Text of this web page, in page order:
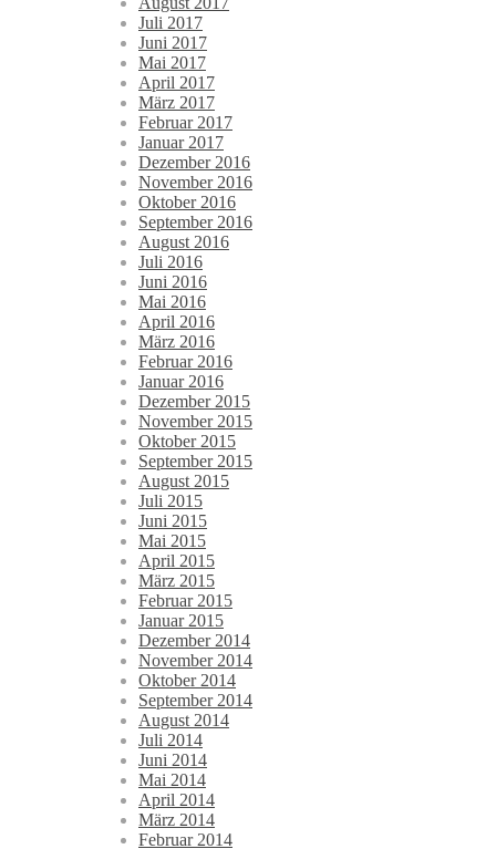
Juli 2017
Juni 2017
Mai 2017
April 2017
März 2017
Februar 2017
Januar 2017
Dezember 2016
November 2016
Oktober 2016
September 2016
August 2016
Juli 2016
Juni 2016
Mai 2016
April 2016
März 2016
Februar 2016
Januar 2016
Dezember 2015
November 2015
Oktober 2015
September 2015
August 2015
Juli 2015
Juni 2015
Mai 2015
April 2015
März 2015
Februar 2015
Januar 2015
Dezember 2014
November 2014
Oktober 2014
September 2014
August 2014
Juli 2014
Juni 2014
Mai 2014
April 2014
März 2014
Februar 2014